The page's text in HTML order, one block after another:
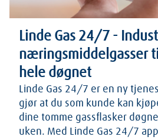
Linde Gas 24/7 -
næringsmiddelgasser
hele døgnet
Linde Gas 24/7 er en ny
gjør at du som kunde kan
dine tomme gassflasker
uken. Med Linde Gas 24/7